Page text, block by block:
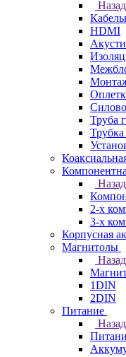
Назад
HDMI
Труба
Трубка
Назад
2-х
3-х
Корпусная
Магнитолы
Назад
1DIN
2DIN
Питание
Назад